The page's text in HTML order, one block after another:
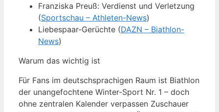
Franziska Preuß: Verdienst und Verletzung
(Sportschau – Athleten-News)
Liebespaar-Gerüchte (DAZN – Biathlon-
News)
Warum das wichtig ist
Für Fans im deutschsprachigen Raum ist Biathlon
der unangefochtene Winter-Sport Nr. 1 – doch
ohne zentralen Kalender verpassen Zuschauer